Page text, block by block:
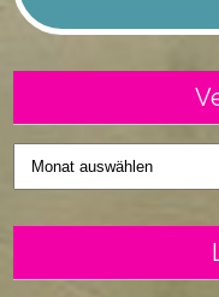
Vergangenes